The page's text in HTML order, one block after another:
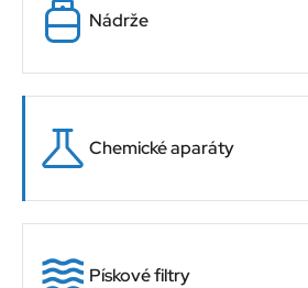
Nádrže
Chemické aparáty
Pískové filtry